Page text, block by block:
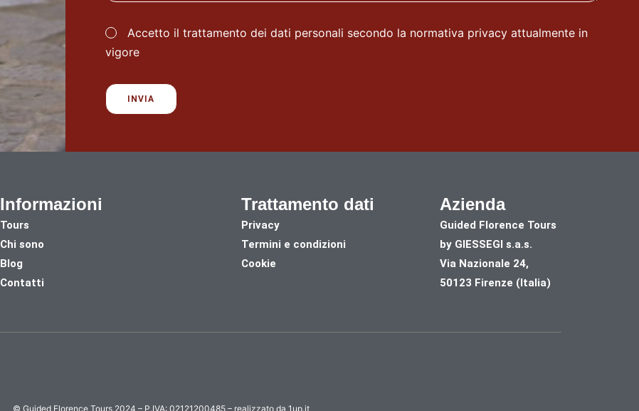
Accetto il trattamento dei dati personali secondo la normativa privacy attualmente in
vigore
Informazioni
Tours
Chi sono
Blog
Contatti
Trattamento dati
Privacy
Termini e condizioni
Cookie
Azienda
Guided Florence Tours
by GIESSEGI s.a.s.
Via Nazionale 24,
50123 Firenze (Italia)
© Guided Florence Tours 2024 – P.IVA: 02121200485 – realizzato da 1up.it